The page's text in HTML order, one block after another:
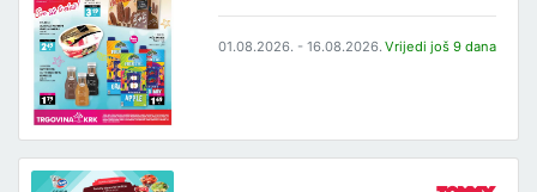
01.08.2026. - 16.08.2026. Vrijedi još 9 dana